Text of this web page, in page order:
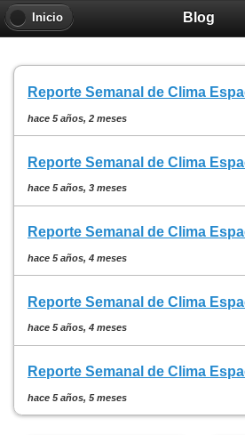
Blog
Inicio
hace 5 años, 2 meses
hace 5 años, 3 meses
hace 5 años, 4 meses
hace 5 años, 4 meses
hace 5 años, 5 meses